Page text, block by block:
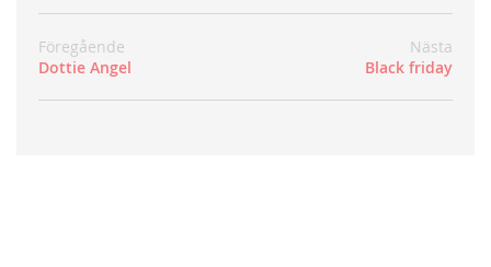
Föregående
Dottie Angel
Nästa
Black friday